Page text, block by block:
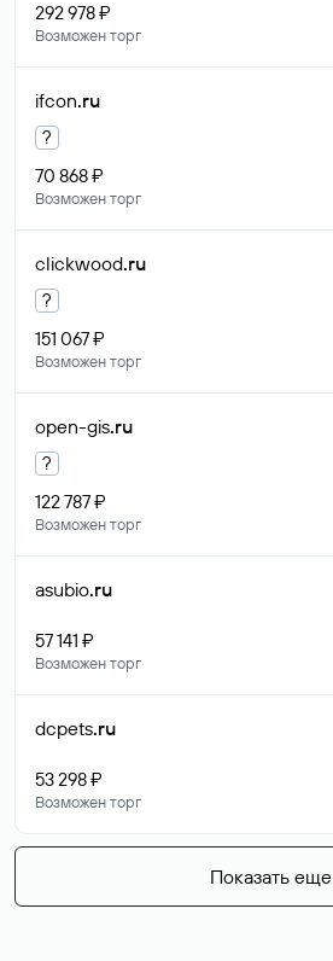
292 978 ₽
Возможен торг
ifcon.ru
?
70 868 ₽
Возможен торг
clickwood.ru
?
151 067 ₽
Возможен торг
open-gis.ru
?
122 787 ₽
Возможен торг
asubio.ru
57 141 ₽
Возможен торг
dcpets.ru
53 298 ₽
Возможен торг
Показать еще